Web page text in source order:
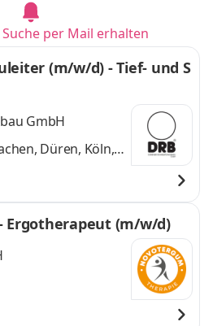
per Mail erhalten
(m/w/d) - Tief- und S
GmbH
Düren, Köln,
4 weitere
Ergotherapeut (m/w/d)